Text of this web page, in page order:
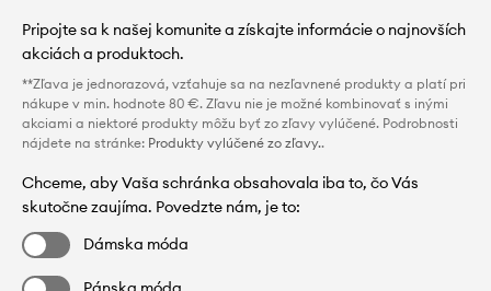
Pripojte sa k našej komunite a získajte informácie o najnovších
akciách a produktoch.
**Zľava je jednorazová, vzťahuje sa na nezľavnené produkty a platí pri
nákupe v min. hodnote 80 €. Zľavu nie je možné kombinovať s inými
akciami a niektoré produkty môžu byť zo zľavy vylúčené. Podrobnosti
nájdete na stránke: Produkty vylúčené zo zľavy..
Chceme, aby Vaša schránka obsahovala iba to, čo Vás
skutočne zaujíma. Povedzte nám, je to:
Dámska móda